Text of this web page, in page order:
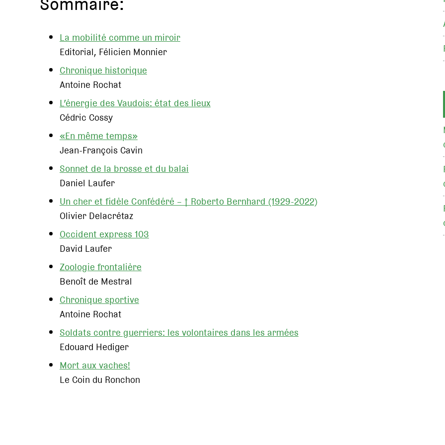
La mobilité comme un miroir
Editorial, Félicien Monnier
Chronique historique
Antoine Rochat
L’énergie des Vaudois: état des lieux
Cédric Cossy
«En même temps»
Jean-François Cavin
Sonnet de la brosse et du balai
Daniel Laufer
Un cher et fidèle Confédéré – † Roberto Bernhard (1929-2022)
Olivier Delacrétaz
Occident express 103
David Laufer
Zoologie frontalière
Benoît de Mestral
Chronique sportive
Antoine Rochat
Soldats contre guerriers: les volontaires dans les armées
Edouard Hediger
Mort aux vaches!
Le Coin du Ronchon